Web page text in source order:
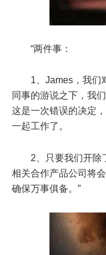
“两件事：
1、James，我们
同事的游说之下，我
这是一次错误的决定
一起工作了。
2、只要我们开除
相关合作产品公司将
确保万事俱备。”